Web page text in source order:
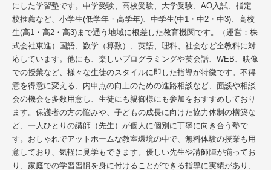
にした学習塾です。中学受験、高校受験、大学受験、AO入試、指定
校推薦など、小学生(低学年・高学年)、中学生(中1・中2・中3)、高校
生(高1・高2・高3)まで通う地域に根差した教育機関です。（運営：株
式会社東進）国語、数学（算数）、英語、理科、社会など全教科に対
応しています。他にも、楽しいプログラミングや英会話、WEB、映像
での授業など、様々な生徒のスタイルに即した指導が特徴です。不得
意を得意に変える、内申点の向上のための進路相談など、面談や相談
会の機会を多数用意し、生徒にも親御様にも参加をおすすめしており
ます。保護者の方の悩みや、子どもの成長に向けた協力体制の構築な
ど、一人ひとりの講師（先生）が個人に個別に丁寧に向き合う塾で
す。おしゃれでアットホームな教室環境の中で、無料体験の授業も用
意しており、気軽に見学もできます。優しい先生や講師陣が揃ってお
り、家庭での学習習慣を身に付けることができる指導に実績があり、